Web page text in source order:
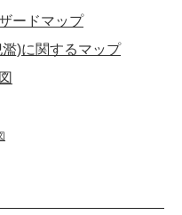
ードマップ
)に関するマップ